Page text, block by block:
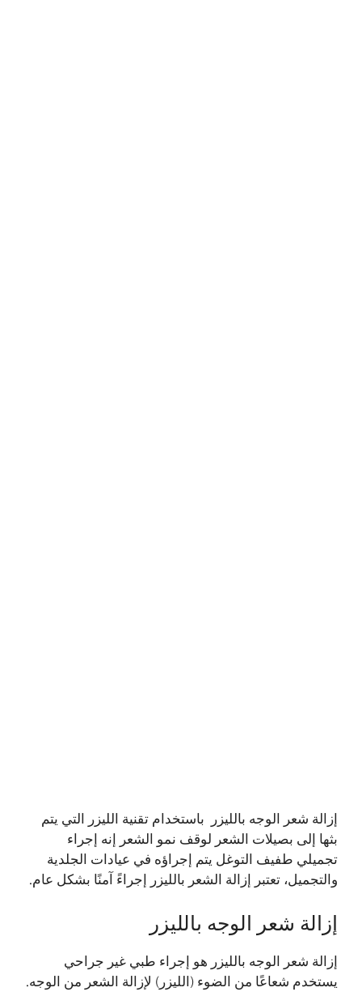
إزالة شعر الوجه بالليزر باستخدام تقنية الليزر التي يتم
بثها إلى بصيلات الشعر لوقف نمو الشعر إنه إجراء
تجميلي طفيف التوغل يتم إجراؤه في عيادات الجلدية
والتجميل، تعتبر إزالة الشعر بالليزر إجراءً آمنًا بشكل عام.
إزالة شعر الوجه بالليزر
إزالة شعر الوجه بالليزر هو إجراء طبي غير جراحي
يستخدم شعاعًا من الضوء (الليزر) لإزالة الشعر من الوجه.